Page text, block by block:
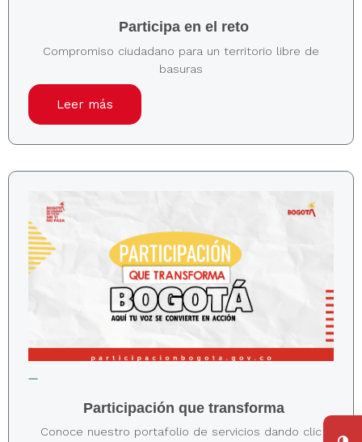
Participa en el reto
Compromiso ciudadano para un territorio libre de
basuras
Leer más
Participación que transforma
Conoce nuestro portafolio de servicios dando clic